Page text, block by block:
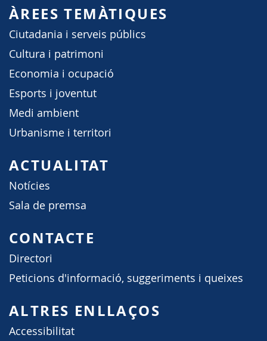
ÀREES TEMÀTIQUES
Ciutadania i serveis públics
Cultura i patrimoni
Economia i ocupació
Esports i joventut
Medi ambient
Urbanisme i territori
ACTUALITAT
Notícies
Sala de premsa
CONTACTE
Directori
Peticions d'informació, suggeriments i queixes
ALTRES ENLLAÇOS
Accessibilitat